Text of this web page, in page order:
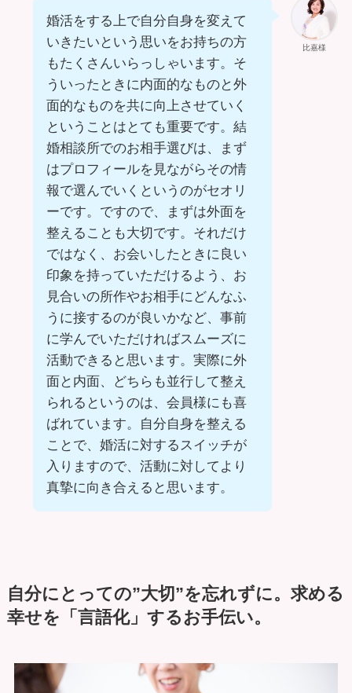
比嘉様
婚活をする上で自分自身を変えて
いきたいという思いをお持ちの方
もたくさんいらっしゃいます。そ
ういったときに内面的なものと外
面的なものを共に向上させていく
ということはとても重要です。結
婚相談所でのお相手選びは、まず
はプロフィールを見ながらその情
報で選んでいくというのがセオリ
ーです。ですので、まずは外面を
整えることも大切です。それだけ
ではなく、お会いしたときに良い
印象を持っていただけるよう、お
見合いの所作やお相手にどんなふ
うに接するのが良いかなど、事前
に学んでいただければスムーズに
活動できると思います。実際に外
面と内面、どちらも並行して整え
られるというのは、会員様にも喜
ばれています。自分自身を整える
ことで、婚活に対するスイッチが
入りますので、活動に対してより
真摯に向き合えると思います。
自分にとっての”大切”を忘れずに。求める
幸せを「言語化」するお手伝い。